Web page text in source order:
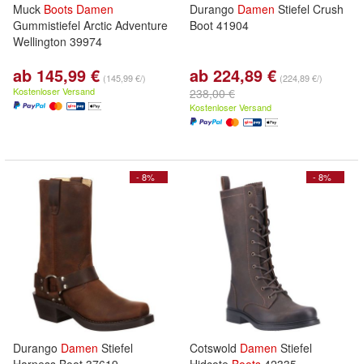
Muck Boots Damen
Gummistiefel Arctic Adventure
Wellington 39974
ab 145,99 € (145,99 €/)
Kostenloser Versand
Durango Damen Stiefel Crush
Boot 41904
ab 224,89 € (224,89 €/)
238,00 €
Kostenloser Versand
- 8%
Durango Damen Stiefel
- 8%
Cotswold Damen Stiefel